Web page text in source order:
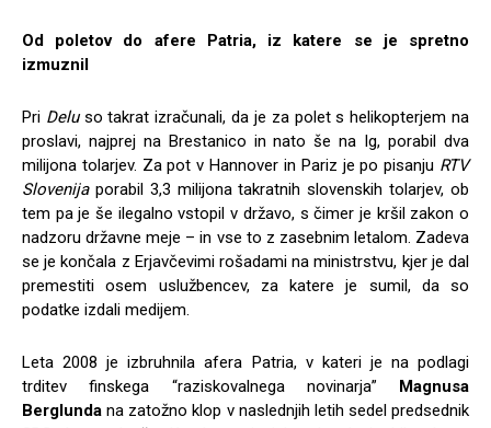
Od poletov do afere Patria, iz katere se je spretno
izmuznil
Pri Deluso takrat izračunali, da je za polet s helikopterjem na
proslavi, najprej na Brestanico in nato še na Ig, porabil dva
milijona tolarjev. Za pot v Hannover in Pariz je po pisanju RTV
Slovenija porabil 3,3 milijona takratnih slovenskih tolarjev, ob
tem pa je še ilegalno vstopil v državo, s čimer je kršil zakon o
nadzoru državne meje – in vse to z zasebnim letalom. Zadeva
se je končala z Erjavčevimi rošadami na ministrstvu, kjer je dal
premestiti osem uslužbencev, za katere je sumil, da so
podatke izdali medijem.
Leta 2008 je izbruhnila afera Patria, v kateri je na podlagi
trditev finskega “raziskovalnega novinarja”
Magnusa
Berglunda na zatožno klop v naslednjih letih sedel predsednik